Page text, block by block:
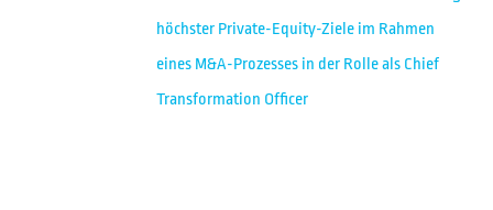
höchster Private-Equity-Ziele im Rahmen
eines M&A-Prozesses in der Rolle als Chief
Transformation Officer